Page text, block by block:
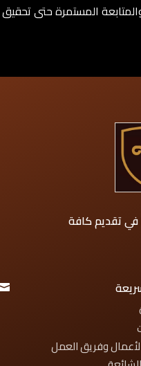
المستمرة حتى
تمتد خبرتنا لأكثر من 20 عامًا في تقديم كافة
وفريق العمل